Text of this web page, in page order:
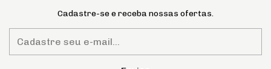
Cadastre-se e receba nossas ofertas.